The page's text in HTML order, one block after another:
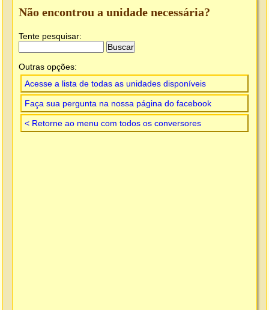
Não encontrou a unidade necessária?
Tente pesquisar:
Outras opções:
Acesse a lista de todas as unidades disponíveis
Faça sua pergunta na nossa página do facebook
< Retorne ao menu com todos os conversores